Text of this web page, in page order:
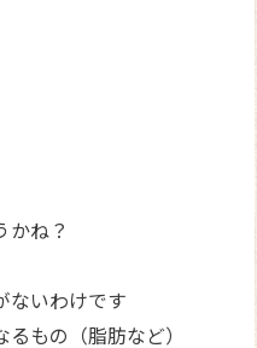
かね？
ないわけです
もの（脂肪など）